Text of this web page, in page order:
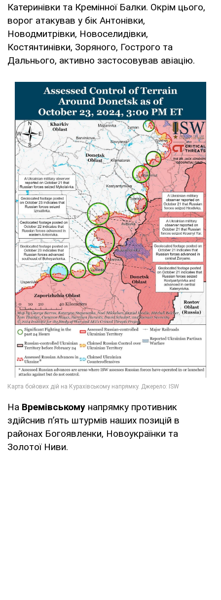
Катеринівки та Кремінної Балки. Окрім цього,
ворог атакував у бік Антонівки,
Новодмитрівки, Новоселидівки,
Костянтинівки, Зоряного, Гострого та
Дальнього, активно застосовував авіацію.
На Времівському напрямку противник
здійснив п’ять штурмів наших позицій в
районах Богоявленки, Новоукраїнки та
Золотої Ниви.